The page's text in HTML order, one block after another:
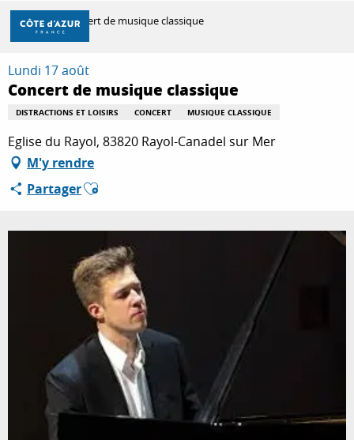
Aller
contenu
principal
DÉCOUVRIR
À FAIRE
SÉJOURNER
Accueil Concert de musique classique
Lundi 17 août
Concert de musique classique
DISTRACTIONS ET LOISIRS CONCERT MUSIQUE CLASSIQUE
Eglise du Rayol, 83820 Rayol-Canadel sur Mer
M'y rendre
PartagerAjouter aux favoris